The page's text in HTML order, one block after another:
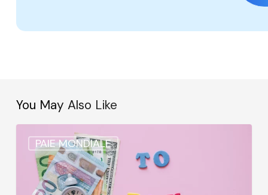
You May Also Like
PAIE MONDIALE
Comment
rémunérer
salarié